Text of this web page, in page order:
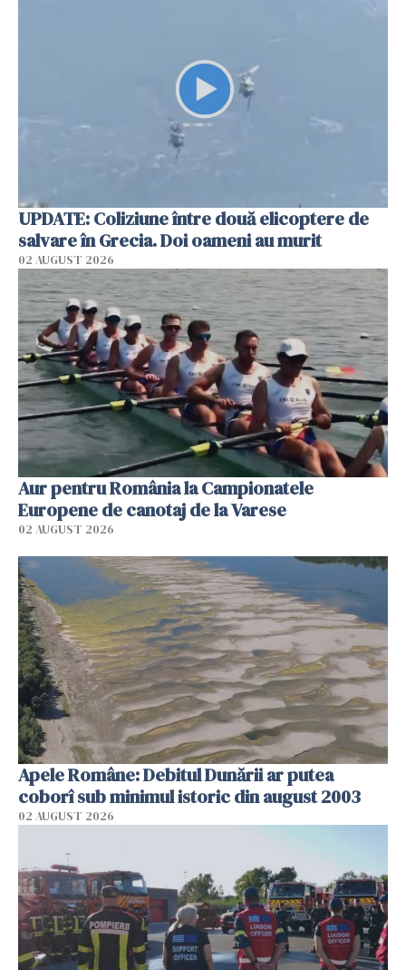
UPDATE: Coliziune între două elicoptere de
salvare în Grecia. Doi oameni au murit
02 AUGUST 2026
Aur pentru România la Campionatele
Europene de canotaj de la Varese
02 AUGUST 2026
Apele Române: Debitul Dunării ar putea
coborî sub minimul istoric din august 2003
02 AUGUST 2026